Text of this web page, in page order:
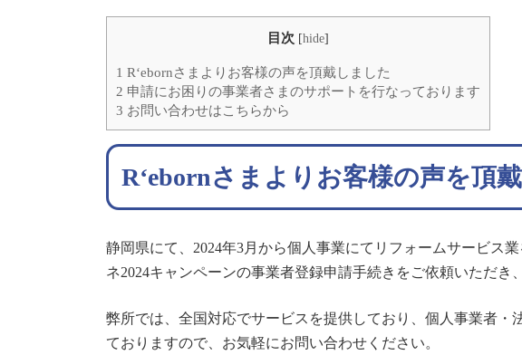
目次 [hide]
1 R‘ebornさまよりお客様の声を頂戴しました
2 申請にお困りの事業者さまのサポートを行なっております
3 お問い合わせはこちらから
R‘ebornさまよりお客様の声を頂
静岡県にて、2024年3月から個人事業にてリフォームサービス
ネ2024キャンペーンの事業者登録申請手続きをご依頼いただき
弊所では、全国対応でサービスを提供しており、個人事業者・
ておりますので、お気軽にお問い合わせください。